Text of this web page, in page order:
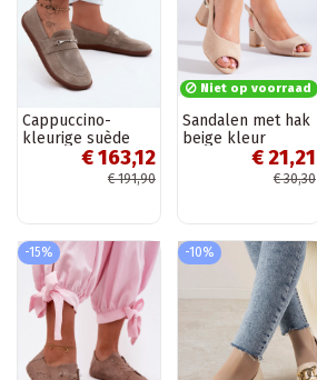
Cappuccino-
kleurige suède
mocassins
Barefoot Zazoo
€ 163,12
€ 191,90
Niet op voorraad
Sandalen met hak
beige kleur
€ 21,21
€ 30,30
-15% -10%